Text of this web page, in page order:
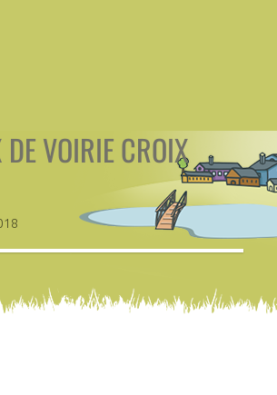
VOIRIE CROIX